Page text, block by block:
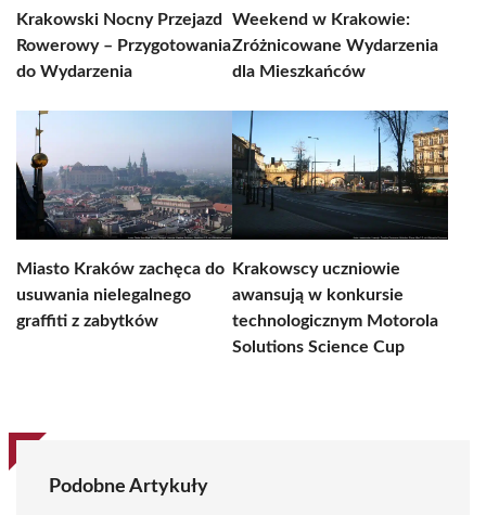
Krakowski Nocny Przejazd
Rowerowy – Przygotowania
do Wydarzenia
Weekend w Krakowie:
Zróżnicowane Wydarzenia
dla Mieszkańców
Miasto Kraków zachęca do
usuwania nielegalnego
graffiti z zabytków
Krakowscy uczniowie
awansują w konkursie
technologicznym Motorola
Solutions Science Cup
Podobne Artykuły